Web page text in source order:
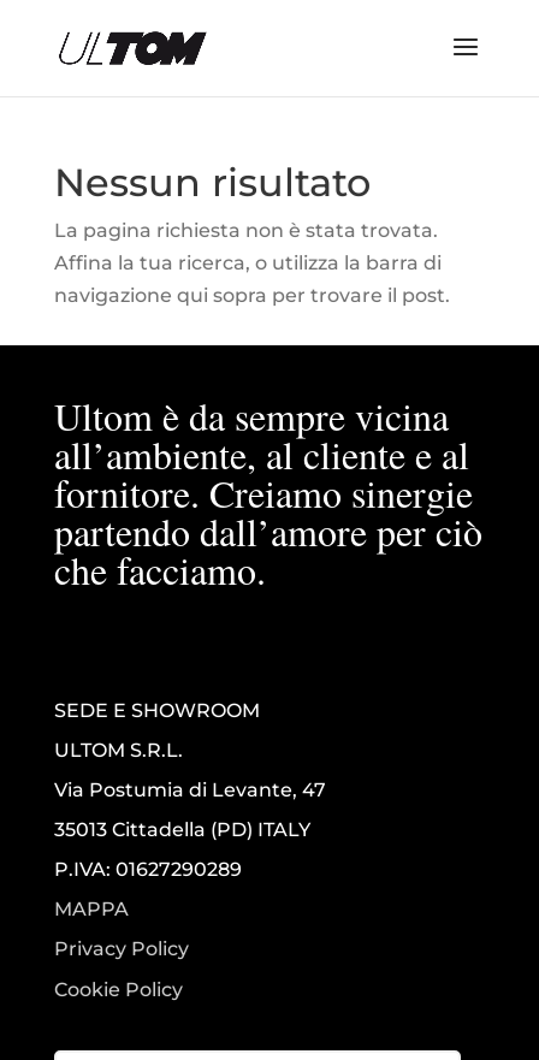
Nessun risultato
La pagina richiesta non è stata trovata.
Affina la tua ricerca, o utilizza la barra di
navigazione qui sopra per trovare il post.
Ultom è da sempre vicina
all’ambiente, al cliente e al
fornitore. Creiamo sinergie
partendo dall’amore per ciò
che facciamo.
SEDE E SHOWROOM
ULTOM S.R.L.
Via Postumia di Levante, 47
35013 Cittadella (PD) ITALY
P.IVA: 01627290289
MAPPA
Privacy Policy
Cookie Policy